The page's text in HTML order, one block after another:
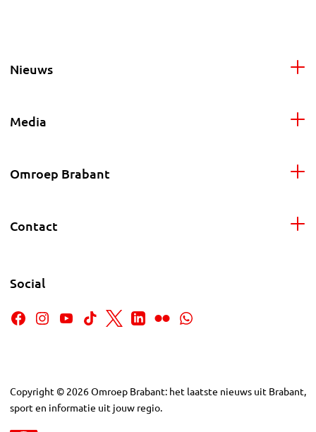
Nieuws
Media
Omroep Brabant
Contact
Social
Copyright © 2026Omroep Brabant: het laatste nieuws uit Brabant,
sport en informatie uit jouw regio.